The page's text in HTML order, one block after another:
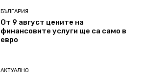
БЪЛГАРИЯ
От 9 август цените на
финансовите услуги ще са само в
евро
АКТУАЛНО